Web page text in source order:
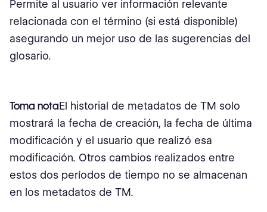
Permite al usuario ver información relevante
relacionada con el término (si está disponible)
asegurando un mejor uso de las sugerencias del
glosario.
Toma notaEl historial de metadatos de TM solo
mostrará la fecha de creación, la fecha de última
modificación y el usuario que realizó esa
modificación. Otros cambios realizados entre
estos dos períodos de tiempo no se almacenan
en los metadatos de TM.